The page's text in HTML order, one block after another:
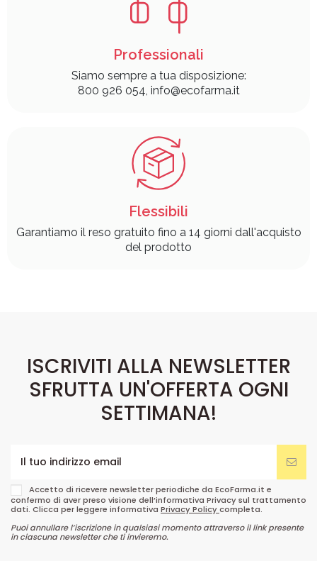
Professionali
Siamo sempre a tua disposizione:
800 926 054, info@ecofarma.it
Flessibili
Garantiamo il reso gratuito fino a 14 giorni dall'acquisto
del prodotto
ISCRIVITI ALLA NEWSLETTER
SFRUTTA UN'OFFERTA OGNI
SETTIMANA!
Accetto di ricevere newsletter periodiche da EcoFarma.it e
confermo di aver preso visione dell’informativa Privacy sul trattamento
dati. Clicca per leggere informativa Privacy Policycompleta.
Puoi annullare l’iscrizione in qualsiasi momento attraverso il link presente
in ciascuna newsletter che ti invieremo.